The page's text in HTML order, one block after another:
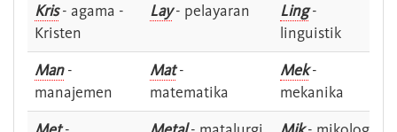
Kris- agama -
Kristen
Lay- pelayaran Ling-
linguistik
Man-
manajemen
Mat-
matematika
Mek-
mekanika